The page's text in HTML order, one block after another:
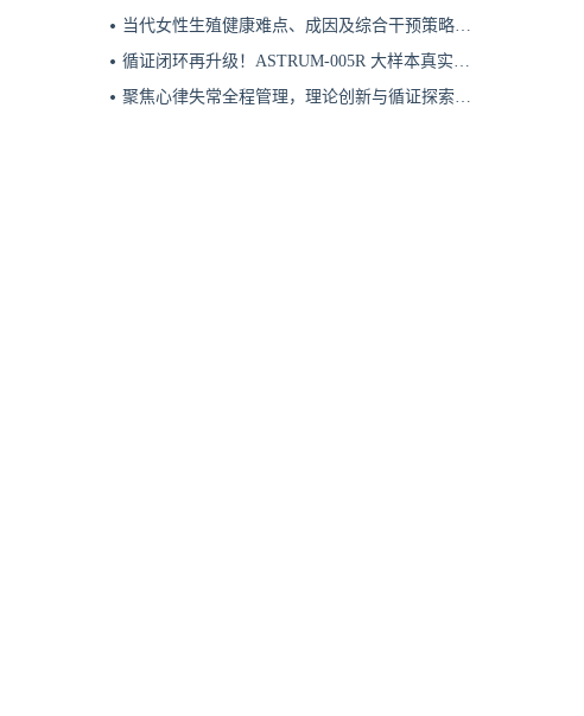
当代女性生殖健康难点、成因及综合干预策略——魏晗
循证闭环再升级！ASTRUM-005R 大样本真实世界研究，解锁斯鲁利单抗 ES-SCLC 全程管理新方案
聚焦心律失常全程管理，理论创新与循证探索共筑诊疗新格局